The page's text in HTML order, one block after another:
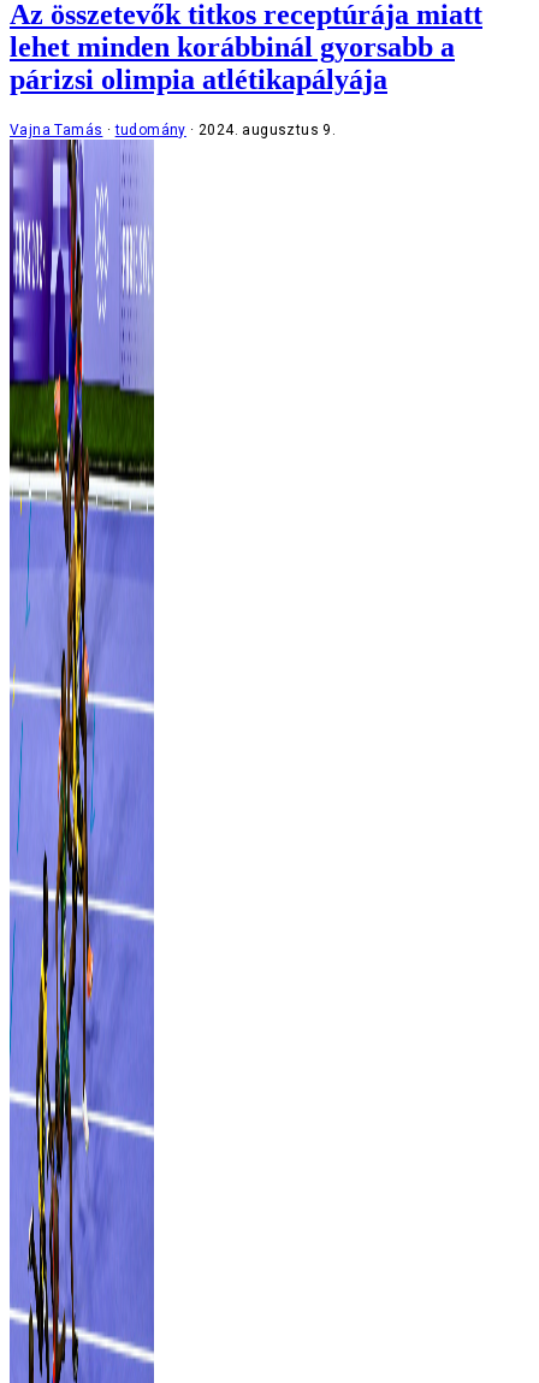
Az összetevők titkos receptúrája miatt
lehet minden korábbinál gyorsabb a
párizsi olimpia atlétikapályája
Vajna Tamás tudomány 2024. augusztus 9.